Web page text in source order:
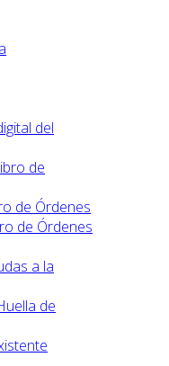
del
de
de Órdenes
de Órdenes
a la
de